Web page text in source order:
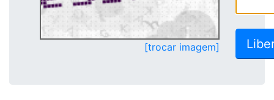
[trocar imagem]